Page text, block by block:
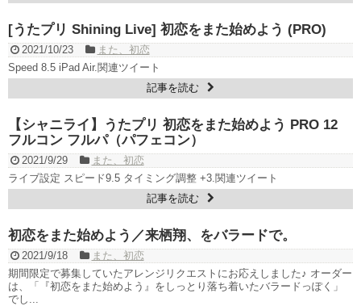
ル開始！
(ENG SUB) Behind The Scene Hyun Bin 현빈
손예진 Son Ye Jin-
Crash Landing On You/ヒョンビン
ソンイェジン / エンジョイ
ユン・ギュンサン、番組にも登場した愛猫が急死…イ・ソンギョン
ら同僚芸能人から慰めの言葉が続々 – Taka News
キム・レウォンの影絵遊び！？「黒騎士～永遠の約束～」メイキン
「まず熱く掃除せよ」女優キム・ユジョン、「健康がとても回復…
痩せたのはソン・ジェリムのせい!? 」 (11/26)
【裏芸能】キムユジョンの熱愛彼氏はあの大物俳優
キム・ユジョン、美しいセルフショットで近況を伝える“会いたいで
しょ？” Big News TV
キム・ユジョン、新ドラマ「まず熱く掃除せよ」に出演確定…“台本
を見た瞬間惹かれた” 20180123
幻の王女チャミョンゴ エンディング
YUCHUN ♥ LOVE 15 「成均館 5話」
[Fan MV]七日の王妃(7일의 왕비)OST – 정기고 (Junggigo) – 그리고
그려도 (Miss You In My Heart)
俳優カン・ギヨン、突然の熱愛宣言…「キム秘書がなぜそうか」出
演で話題 Big News TV
[うたプリ Shining Live] 初恋をまた始めよう (PRO)
2021/10/23
また、初恋
Speed 8.5 iPad Air.関連ツイート
記事を読む
【シャニライ】うたプリ 初恋をまた始めよう PRO 12
フルコン フルパ（パフェコン）
2021/9/29
また、初恋
ライブ設定 スピード9.5 タイミング調整 +3.関連ツイート
記事を読む
初恋をまた始めよう／来栖翔、をバラードで。
2021/9/18
また、初恋
期間限定で募集していたアレンジリクエストにお応えしました♪ オーダー
は、「『初恋をまた始めよう』をしっとり落ち着いたバラードっぽく」
でし...